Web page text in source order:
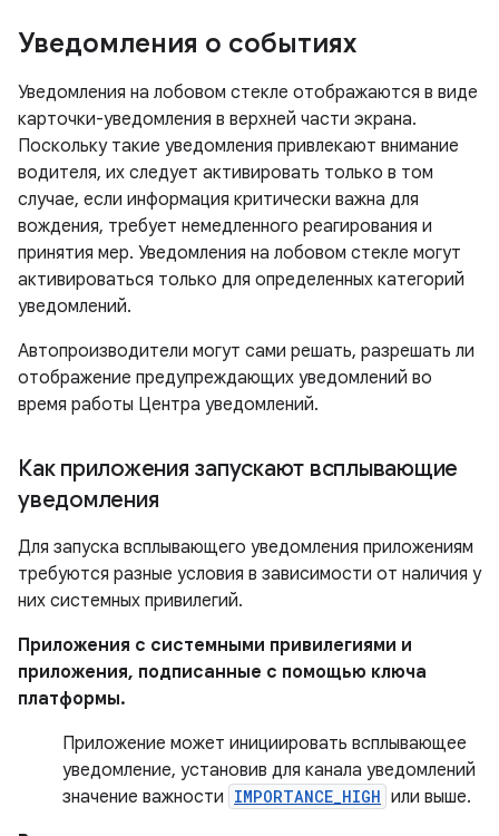
Уведомления о событиях
Уведомления на лобовом стекле отображаются в виде
карточки-уведомления в верхней части экрана.
Поскольку такие уведомления привлекают внимание
водителя, их следует активировать только в том
случае, если информация критически важна для
вождения, требует немедленного реагирования и
принятия мер. Уведомления на лобовом стекле могут
активироваться только для определенных категорий
уведомлений.
Автопроизводители могут сами решать, разрешать ли
отображение предупреждающих уведомлений во
время работы Центра уведомлений.
Как приложения запускают всплывающие
уведомления
Для запуска всплывающего уведомления приложениям
требуются разные условия в зависимости от наличия у
них системных привилегий.
Приложения с системными привилегиями и
приложения, подписанные с помощью ключа
платформы.
Приложение может инициировать всплывающее
уведомление, установив для канала уведомлений
значение важности IMPORTANCE_HIGH или выше.